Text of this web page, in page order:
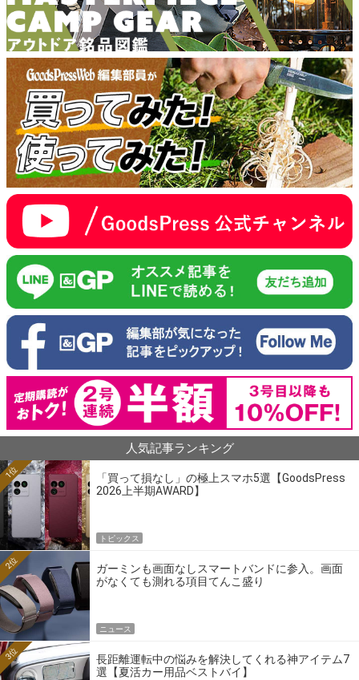
人気記事ランキング
「買って損なし」の極上スマホ5選【GoodsPress
2026上半期AWARD】
1位
トピックス
ガーミンも画面なしスマートバンドに参入。画面
がなくても測れる項目てんこ盛り
2位
ニュース
長距離運転中の悩みを解決してくれる神アイテム7
選【夏活カー用品ベストバイ】
3位